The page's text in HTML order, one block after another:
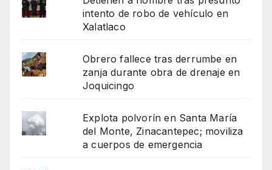
intento de robo de vehículo en
Xalatlaco
Obrero fallece tras derrumbe en
zanja durante obra de drenaje en
Joquicingo
Explota polvorín en Santa María
del Monte, Zinacantepec; moviliza
a cuerpos de emergencia